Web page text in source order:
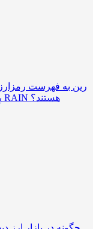
رین به فهرست
پیوست؛ چه عواملی پشت صعود قیمت RAIN هستند؟